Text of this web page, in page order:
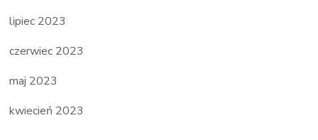
lipiec 2023
czerwiec 2023
maj 2023
kwiecień 2023